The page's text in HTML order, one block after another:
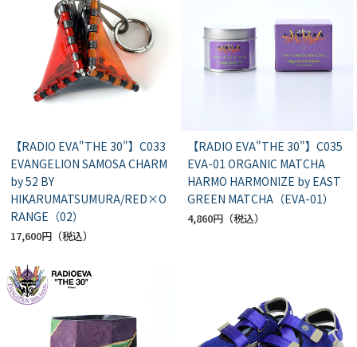
【RADIO EVA"THE 30"】C033
EVANGELION SAMOSA CHARM
by 52 BY
HIKARUMATSUMURA/RED×O
RANGE（02）
17,600円
【RADIO EVA"THE 30"】C035
EVA-01 ORGANIC MATCHA
HARMO HARMONIZE by EAST
GREEN MATCHA（EVA-01）
4,860円